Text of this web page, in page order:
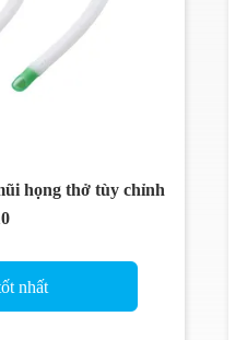
họng thở tùy chỉnh
nhất